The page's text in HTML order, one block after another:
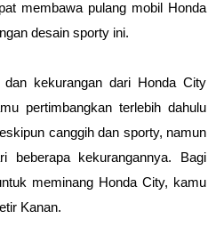
membawa pulang mobil Honda
desain sporty ini.
dan kekurangan dari Honda City
pertimbangkan terlebih dahulu
canggih dan sporty, namun
beberapa kekurangannya. Bagi
meminang Honda City, kamu
Kanan.